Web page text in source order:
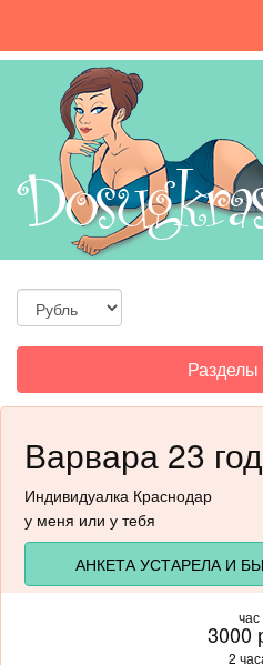
Toggle
Разделы
Варвара 23
Индивидуалка Краснодар
у меня или у тебя
АНКЕТА УСТАРЕЛА И
час
3000
2